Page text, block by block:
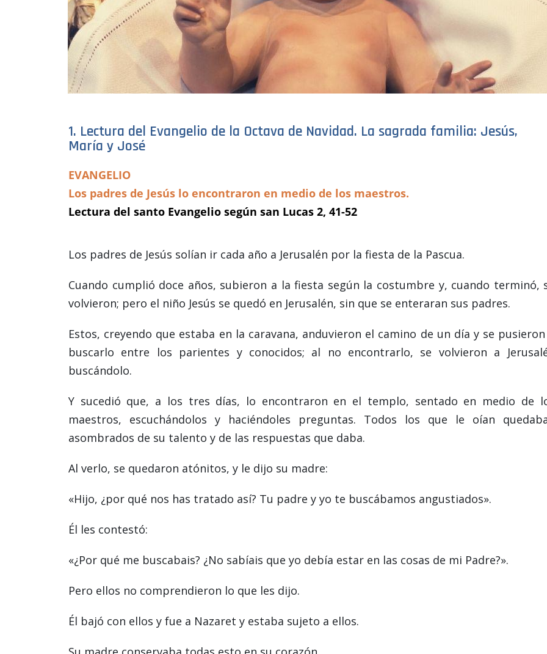
1. Lectura del Evangelio de la Octava de Navidad. La sagrada familia: Jesús,
María y José
EVANGELIO
Los padres de Jesús lo encontraron en medio de los maestros.
Lectura del santo Evangelio según san Lucas 2, 41-52
Los padres de Jesús solían ir cada año a Jerusalén por la fiesta de la Pascua.
Cuando cumplió doce años, subieron a la fiesta según la costumbre y, cuando terminó,
volvieron; pero el niño Jesús se quedó en Jerusalén, sin que se enteraran sus padres.
Estos, creyendo que estaba en la caravana, anduvieron el camino de un día y se
buscarlo entre los parientes y conocidos; al no encontrarlo, se volvieron a
buscándolo.
Y sucedió que, a los tres días, lo encontraron en el templo, sentado en medio de
maestros, escuchándolos y haciéndoles preguntas. Todos los que le oían
asombrados de su talento y de las respuestas que daba.
Al verlo, se quedaron atónitos, y le dijo su madre:
«Hijo, ¿por qué nos has tratado así? Tu padre y yo te buscábamos angustiados».
Él les contestó:
«¿Por qué me buscabais? ¿No sabíais que yo debía estar en las cosas de mi Padre?».
Pero ellos no comprendieron lo que les dijo.
Él bajó con ellos y fue a Nazaret y estaba sujeto a ellos.